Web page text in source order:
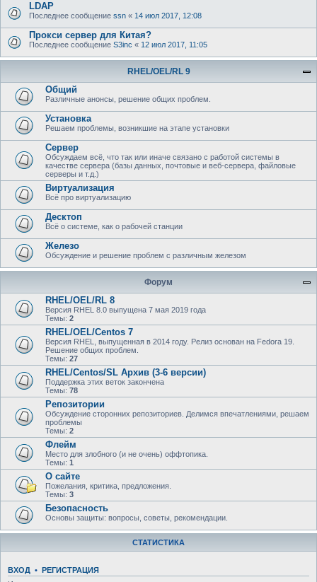
LDAP
Последнее сообщение ssn « 14 июл 2017, 12:08
Прокси сервер для Китая?
Последнее сообщение S3inc « 12 июл 2017, 11:05
RHEL/OEL/RL 9
Общий
Различные анонсы, решение общих проблем.
Установка
Решаем проблемы, возникшие на этапе установки
Сервер
Обсуждаем всё, что так или иначе связано с работой системы в
качестве сервера (базы данных, почтовые и веб-сервера, файловые
серверы и т.д.)
Виртуализация
Всё про виртуализацию
Десктоп
Всё о системе, как о рабочей станции
Железо
Обсуждение и решение проблем с различным железом
Форум
RHEL/OEL/RL 8
Версия RHEL 8.0 выпущена 7 мая 2019 года
Темы: 2
RHEL/OEL/Centos 7
Версия RHEL, выпущенная в 2014 году. Релиз основан на Fedora 19.
Решение общих проблем.
Темы: 27
RHEL/Centos/SL Архив (3-6 версии)
Поддержка этих веток закончена
Темы: 78
Репозитории
Обсуждение сторонних репозиториев. Делимся впечатлениями, решаем
проблемы
Темы: 2
Флейм
Место для злобного (и не очень) оффтопика.
Темы: 1
О сайте
Пожелания, критика, предложения.
Темы: 3
Безопасность
Основы защиты: вопросы, советы, рекомендации.
СТАТИСТИКА
ВХОД • РЕГИСТРАЦИЯ